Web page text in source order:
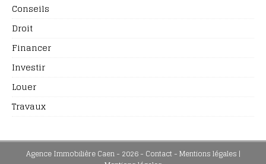
Conseils
Droit
Financer
Investir
Louer
Travaux
Agence Immobilière Caen - 2026 - Contact - Mentions légales |